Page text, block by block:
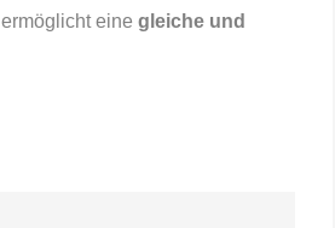
ermöglicht eine gleiche und